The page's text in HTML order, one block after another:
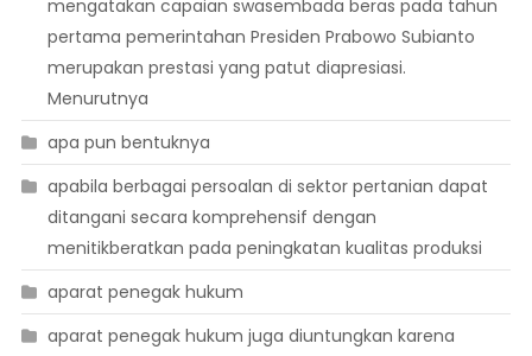
mengatakan capaian swasembada beras pada tahun
pertama pemerintahan Presiden Prabowo Subianto
merupakan prestasi yang patut diapresiasi.
Menurutnya
apa pun bentuknya
apabila berbagai persoalan di sektor pertanian dapat
ditangani secara komprehensif dengan
menitikberatkan pada peningkatan kualitas produksi
aparat penegak hukum
aparat penegak hukum juga diuntungkan karena